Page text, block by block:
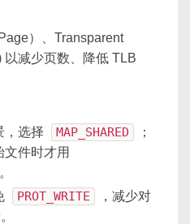
）、Transparent
以减少页数、降低 TLB
，选择 MAP_SHARED
；
件时才用
。
PROT_WRITE
，减少对